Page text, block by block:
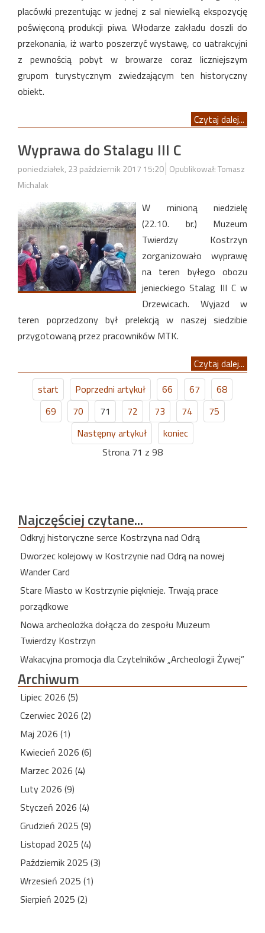
placówki prezentując w jednej z sal niewielką ekspozycję
poświęconą produkcji piwa. Włodarze zakładu doszli do
przekonania, iż warto poszerzyć wystawę, co uatrakcyjni
z pewnością pobyt w browarze coraz liczniejszym
grupom turystycznym zwiedzającym ten historyczny
obiekt.
Czytaj dalej...
Wyprawa do Stalagu III C
poniedziałek, 23 październik 2017 15:20 Opublikował: Tomasz
Michalak
W minioną niedzielę
(22.10. br.) Muzeum
Twierdzy Kostrzyn
zorganizowało wyprawę
na teren byłego obozu
jenieckiego Stalag III C w
Drzewicach. Wyjazd w
teren poprzedzony był prelekcją w naszej siedzibie
przygotowaną przez pracowników MTK.
Czytaj dalej...
start
Poprzedni artykuł 66 67
68
69
70 71 72 73 74
75
Następny artykuł
koniec
Strona 71 z 98
Najczęściejczytane...
Odkryj historyczne serce Kostrzyna nad Odrą
Dworzec kolejowy w Kostrzynie nad Odrą na nowej
Wander Card
Stare Miasto w Kostrzynie pięknieje. Trwają prace
porządkowe
Nowa archeolożka dołącza do zespołu Muzeum
Twierdzy Kostrzyn
Wakacyjna promocja dla Czytelników „Archeologii Żywej”
Archiwum
Lipiec 2026 (5)
Czerwiec 2026 (2)
Maj 2026 (1)
Kwiecień 2026 (6)
Marzec 2026 (4)
Luty 2026 (9)
Styczeń 2026 (4)
Grudzień 2025 (9)
Listopad 2025 (4)
Październik 2025 (3)
Wrzesień 2025 (1)
Sierpień 2025 (2)